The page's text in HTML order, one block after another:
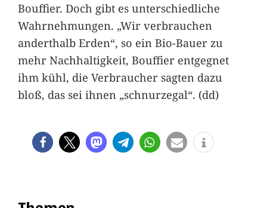
Bouffier. Doch gibt es unterschiedliche
Wahrnehmungen. „Wir verbrauchen
anderthalb Erden“, so ein Bio-Bauer zu
mehr Nachhaltigkeit, Bouffier entgegnet
ihm kühl, die Verbraucher sagten dazu
bloß, das sei ihnen „schnurzegal“. (dd)